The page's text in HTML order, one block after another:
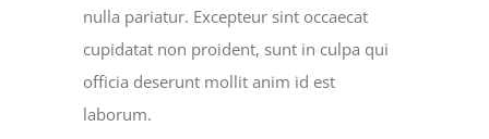
nulla pariatur. Excepteur sint occaecat
cupidatat non proident, sunt in culpa qui
officia deserunt mollit anim id est
laborum.